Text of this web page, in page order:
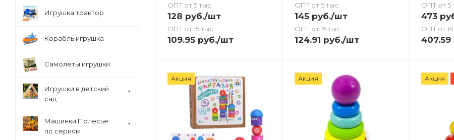
ОПТ от 5 тыс.
128 руб./шт
ОПТ от 15 тыс.
109.95 руб./шт
ОПТ от 5 тыс.
145руб./шт
ОПТ от 15 тыс.
124.91 руб./шт
ОПТ от 5
473
ОПТ от 15
407.59
Акция Акция Акция
Игрушка трактор
Корабль игрушка
Самолеты игрушки
Игрушки в детский
сад
Машинки Полесье
по сериям